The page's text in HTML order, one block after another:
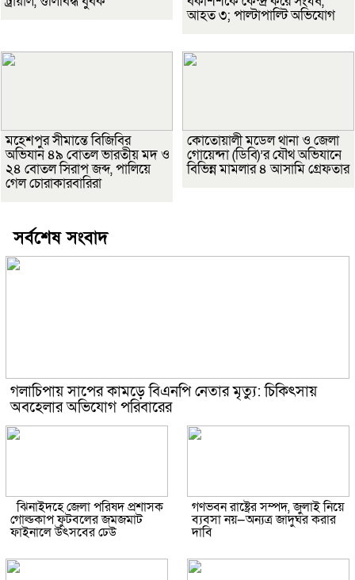
আহত ৩; পাল্টাপাল্টি অভিযোগ
মহেশপুর সীমান্তে বিজিবির
অভিযান ৪৯ বোতল ভারতীয় মদ ও
২৪ বোতল সিরাপ জব্দ, পালিয়ে
গেল চোরাকারবারিরা
কোতোয়ালী মডেল থানা ও জেলা
গোয়েন্দা (ডিবি)’র যৌথ অভিযানে
বিভিন্ন মামলার ৪ আসামি গ্রেফতার
সর্বশেষ সংবাদ
গলাচিপায় সাপের কামড়ে বিএনপি নেতার মৃত্যু: চিকিৎসায়
অবহেলার অভিযোগ পরিবারের
ঝিনাইদহে জেলা পরিষদ প্রশাসক
গোল্ডকাপ ফুটবলের জমজমাট
ফাইনালে উৎসবের ঢেউ
গণভবন রাষ্ট্রের সম্পদ, জুলাই নিয়ে
ব্যবসা নয়—অন্যত্র জাদুঘর করার
দাবি